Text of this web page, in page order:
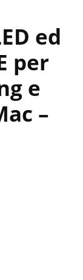
ed
per
e
–